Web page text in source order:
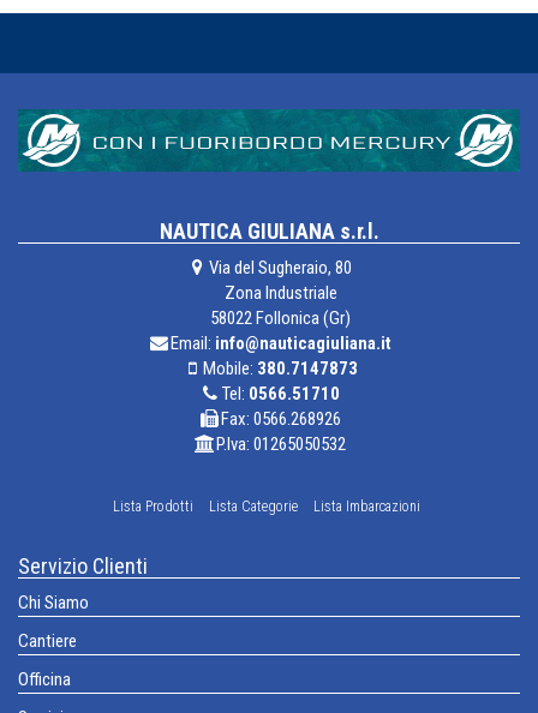
NAUTICA GIULIANA s.r.l.
Via del Sugheraio, 80
Zona Industriale
58022 Follonica (Gr)
Email: info@nauticagiuliana.it
Mobile: 380.7147873
Tel: 0566.51710
Fax: 0566.268926
P.Iva: 01265050532
Lista Prodotti Lista Categorie Lista Imbarcazioni
Servizio Clienti
Chi Siamo
Cantiere
Officina